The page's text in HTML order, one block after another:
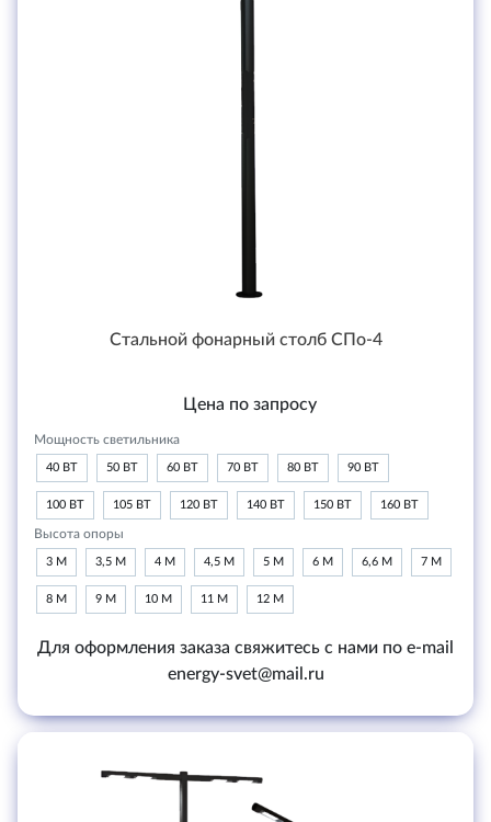
Стальной фонарный столб СПо-4
Цена по запросу
Мощность светильника
40 ВТ 50 ВТ 60 ВТ 70 ВТ 80 ВТ 90 ВТ
100 ВТ 105 ВТ 120 ВТ 140 ВТ 150 ВТ 160 ВТ
Высота опоры
3 М 3,5 М 4 М 4,5 М 5 М 6 М 6,6 М 7 М
8 М 9 М 10 М 11 М 12 М
Для оформления заказа свяжитесь с нами по e-mail
energy-svet@mail.ru